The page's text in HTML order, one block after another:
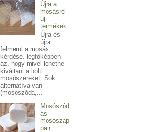
Újra a
mosásról -
új
termékek
Újra és
újra
felmerül a mosás
kérdése, legfőképpen
az, hogy mivel lehetne
kiváltani a bolti
mosószereket. Sok
alternatíva van
(mosószóda,...
Mosószód
ás
mosószap
pan